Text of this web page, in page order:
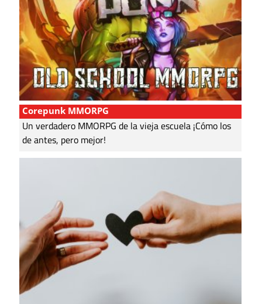
Corepunk MMORPG
Un verdadero MMORPG de la vieja escuela ¡Cómo los
de antes, pero mejor!